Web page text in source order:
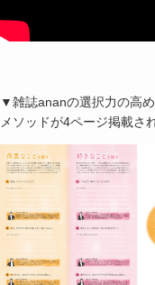
▼雑誌ananの選択力の高
メソッドが4ページ掲載さ